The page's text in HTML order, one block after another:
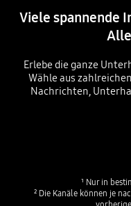
Viele spannende
Erlebe die ganze
Wähle aus
Nachrichten,
¹ Nur in
² Die Kanäle können je